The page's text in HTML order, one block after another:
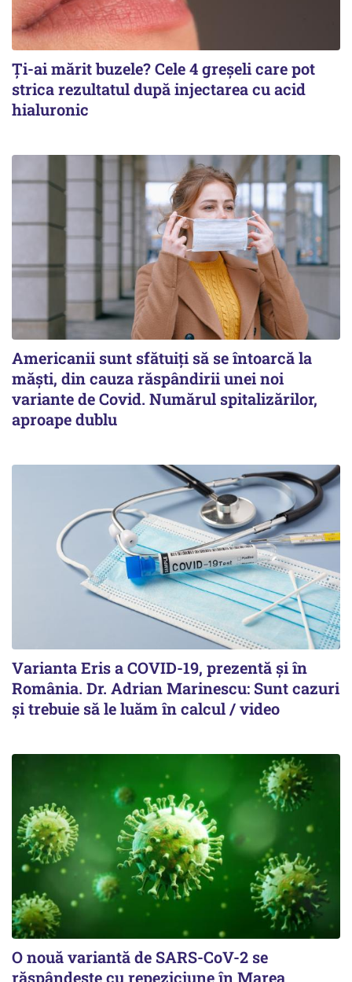
Ți-ai mărit buzele? Cele 4 greșeli care pot
strica rezultatul după injectarea cu acid
hialuronic
Americanii sunt sfătuiți să se întoarcă la
măști, din cauza răspândirii unei noi
variante de Covid. Numărul spitalizărilor,
aproape dublu
Varianta Eris a COVID-19, prezentă și în
România. Dr. Adrian Marinescu: Sunt cazuri
și trebuie să le luăm în calcul / video
O nouă variantă de SARS-CoV-2 se
răspândește cu repeziciune în Marea